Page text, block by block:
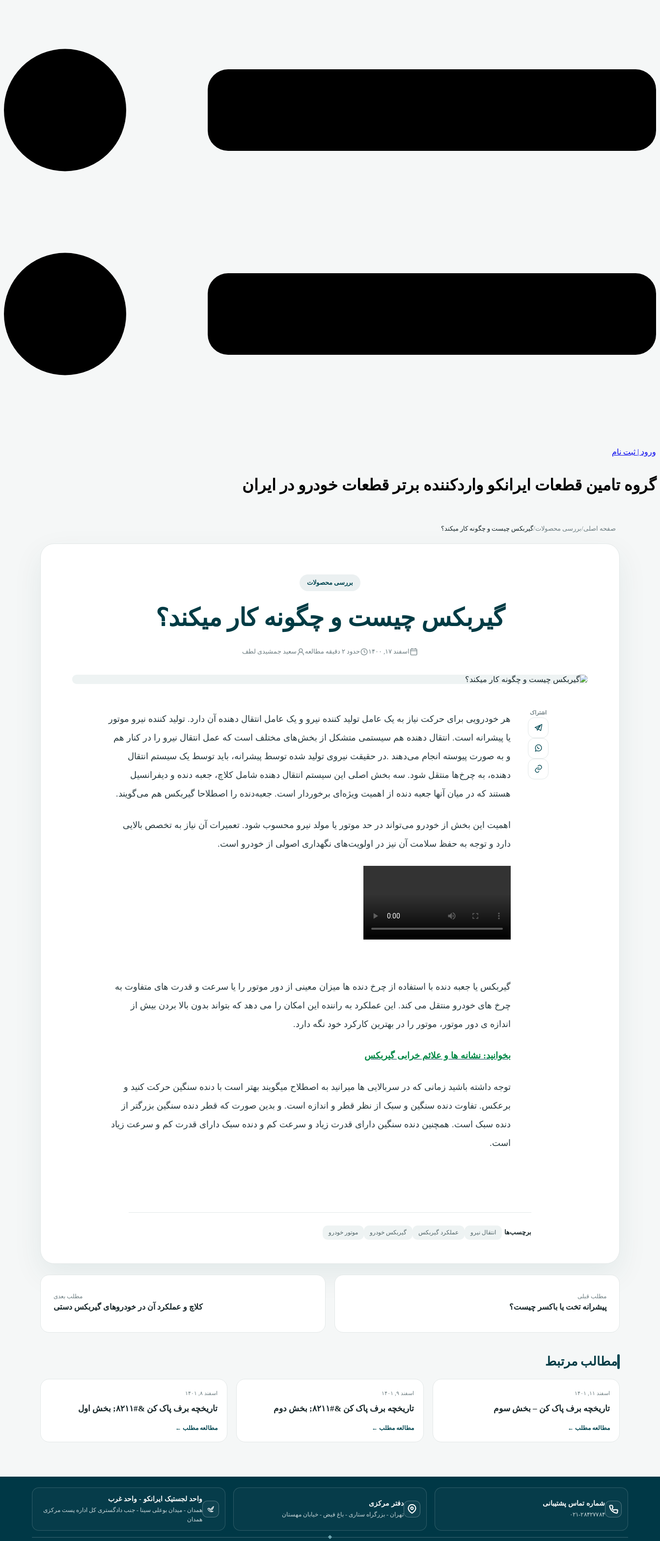
ورود | ثبت نام
گروه تامین قطعات ایرانکو واردکننده برتر قطعات خودرو در ایران
صفحه اصلی/بررسی محصولات/گیربکس چیست و چگونه کار میکند؟
بررسی محصولات
گیربکس چیست و چگونه کار میکند؟
اسفند ۱۷, ۱۴۰۰ حدود ۲ دقیقه مطالعه سعید جمشیدی لطف
اشتراک
هر خودرویی برای حرکت نیاز به یک عامل تولید کننده‌ نیرو و یک عامل انتقال دهنده‌ آن دارد. تولید کننده نیرو موتور
‬دهنده،‭ ‬به‭ ‬چرخ‌ها‭ ‬منتقل‭ ‬شود‭.‬ سه بخش اصلی این سیستم انتقال دهنده شامل کلاچ، جعبه دنده و دیفرانسیل
هستند که در میان آنها جعبه دنده از اهمیت ویژه‌ای برخوردار است. جعبه‌دنده را اصطلاحا گیربکس هم می‌گویند.
اهمیت این بخش از خودرو می‌تواند در حد موتور یا مولد نیرو محسوب شود. تعمیرات آن نیاز به تخصص بالایی
دارد و توجه به حفظ سلامت آن نیز در اولویت‌های نگهداری اصولی از خودرو است.
گیربکس یا جعبه دنده با استفاده از چرخ دنده ها میزان معینی از دور موتور را یا سرعت و قدرت های متفاوت به
چرخ های خودرو منتقل می کند. این عملکرد به راننده این امکان را می دهد که بتواند بدون بالا بردن بیش از
اندازه ی دور موتور، موتور را در بهترین کارکرد خود نگه دارد.
بخوانید: نشانه ها و علائم خرابی گیربکس
توجه داشته باشید زمانی که در سربالایی ها میرانید به اصطلاح میگویند بهتر است با دنده سنگین حرکت کنید و
برعکس. تفاوت دنده سنگین و سبک از نظر قطر و اندازه است. و بدین صورت که قطر دنده سنگین بزرگتر از
دنده سبک است. همچنین دنده سنگین دارای قدرت زیاد و سرعت کم و دنده سبک دارای قدرت کم و سرعت زیاد
است.
برچسب‌ها انتقال نیرو عملکرد گیربکس گیربکس خودرو موتور خودرو
مطلب قبلی
پیشرانه تخت یا باکسر چیست؟
مطلب بعدی
کلاچ و عملکرد آن در خودروهای گیربکس دستی
مطالب مرتبط
اسفند ۱۱, ۱۴۰۱
تاریخچه برف پاک کن – بخش سوم
مطالعه مطلب ←
اسفند ۹, ۱۴۰۱
تاریخچه برف پاک کن &#۸۲۱۱; بخش دوم
مطالعه مطلب ←
اسفند ۸, ۱۴۰۱
تاریخچه برف پاک کن &#۸۲۱۱; بخش اول
مطالعه مطلب ←
شماره تماس پشتیبانی
۰۲۱-۲۸۴۲۷۷۸۴
دفتر مرکزی
تهران - بزرگراه ستاری - باغ فیض - خیابان مهستان
واحد لجستیک ایرانکو - واحد غرب
همدان - میدان بوعلی سینا - جنب دادگستری کل اداره پست مرکزی
همدان